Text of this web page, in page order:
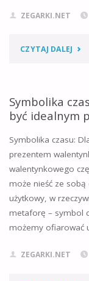
ZEGARKI.NET
CZYTAJ DALEJ "CZY
W
Symbolika
być idealnym
Symbolika czasu:
prezentem
walentynkowego
może nieść ze
użytkowy, w
metaforę – symbol
możemy ofiarować
ZEGARKI.NET